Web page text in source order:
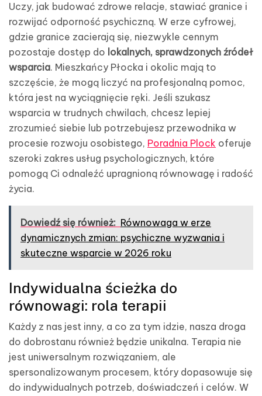
Uczy, jak budować zdrowe relacje, stawiać granice i
rozwijać odporność psychiczną. W erze cyfrowej,
gdzie granice zacierają się, niezwykle cennym
pozostaje dostęp do lokalnych, sprawdzonych źródeł
wsparcia. Mieszkańcy Płocka i okolic mają to
szczęście, że mogą liczyć na profesjonalną pomoc,
która jest na wyciągnięcie ręki. Jeśli szukasz
wsparcia w trudnych chwilach, chcesz lepiej
zrozumieć siebie lub potrzebujesz przewodnika w
procesie rozwoju osobistego, Poradnia Plock oferuje
szeroki zakres usług psychologicznych, które
pomogą Ci odnaleźć upragnioną równowagę i radość
życia.
Dowiedź się również: Równowaga w erze
dynamicznych zmian: psychiczne wyzwania i
skuteczne wsparcie w 2026 roku
Indywidualna ścieżka do
równowagi: rola terapii
Każdy z nas jest inny, a co za tym idzie, nasza droga
do dobrostanu również będzie unikalna. Terapia nie
jest uniwersalnym rozwiązaniem, ale
spersonalizowanym procesem, który dopasowuje się
do indywidualnych potrzeb, doświadczeń i celów. W